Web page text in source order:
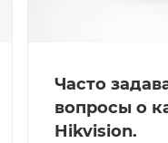
Часто
вопросы о
Hikvision.